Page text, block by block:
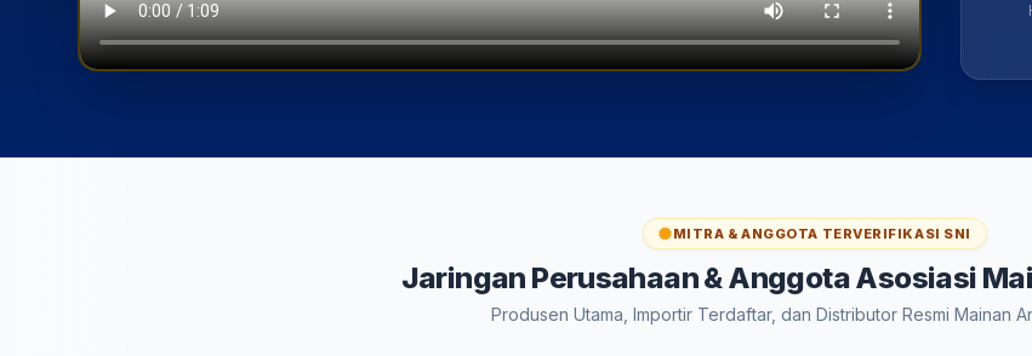
MITRA & ANGGOTA TERVERIFIKASI SNI
Jaringan Perusahaan & Anggota Asosiasi
Produsen Utama, Importir Terdaftar, dan Distributor Resmi Mainan